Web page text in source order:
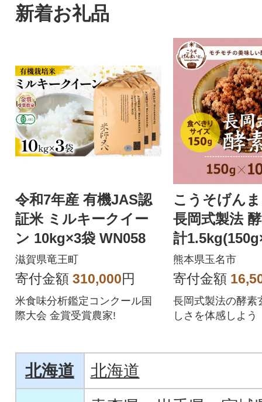
新着お礼品
令和7年産 有機JAS認
証米 ミルキークイー
ン 10kg×3袋 WN058
滋賀県竜王町
寄付金額 310,000円
米食味分析鑑定コンクール国
際大会 金賞受賞農家!
こうそげん
長岡式製法
計
ク) 熊本県産
熊本県玉名市
寄付金額
長岡式製法の酵素
しさを体感しよう
北海道
北海道